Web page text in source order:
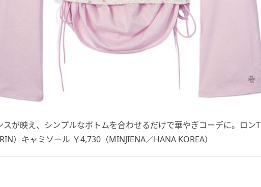
スが映え、シンプルなボトムを合わせるだけで華やぎコーデに。ロンT
）キャミソール ￥4,730（MINJIENA／HANA KOREA）